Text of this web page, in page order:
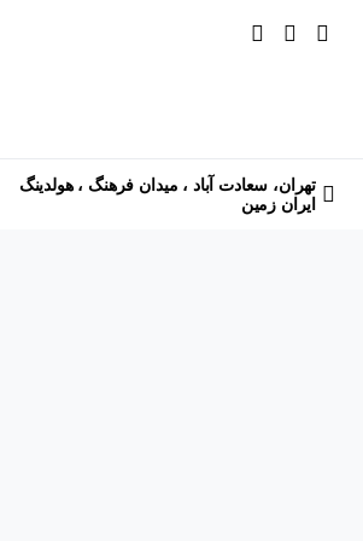
تهران، سعادت آباد ، میدان فرهنگ ، هولدینگ
ایران زمین